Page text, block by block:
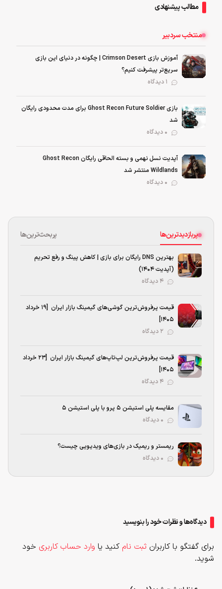
مطالب پیشنهادی
منتخب سردبیر
آموزش بازی Crimson Desert | چگونه در دنیای این بازی
سریع‌تر پیشرفت کنیم؟
بازی Ghost Recon Future Soldier برای مدت محدودی رایگان
شد
آپدیت نسل نهمی و بسته الحاقی رایگان Ghost Recon
Wildlands منتشر شد
پربازدیدترین‌ها پربحث‌ترین‌ها
بهترین DNS رایگان برای بازی | کاهش پینگ و رفع تحریم
(آپدیت ۱۴۰۴)
قیمت پرفروش‌ترین گوشی‌های گیمینگ بازار ایران [19 خرداد
1405]
قیمت پرفروش‌ترین لپ‌تاپ‌های گیمینگ بازار ایران [23 خرداد
1405]
مقایسه پلی استیشن ۵ پرو با پلی استیشن ۵
ریمستر و ریمیک در بازی‌های ویدیویی چیست؟
دیدگاه‌ها و نظرات خود را بنویسید
برای گفتگو با کاربران ثبت نام کنید یا وارد حساب کاربری خود
شوید.